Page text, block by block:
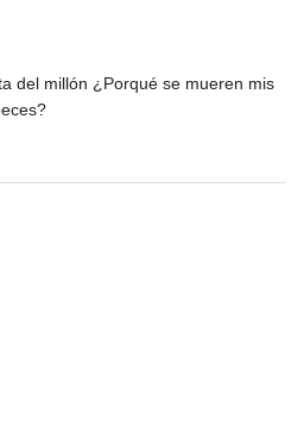
del millón ¿Porqué se mueren mis